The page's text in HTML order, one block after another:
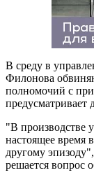
В среду в
Филонова
полномочий с
предусматривает
"В производстве
настоящее время
другому
решается вопрос